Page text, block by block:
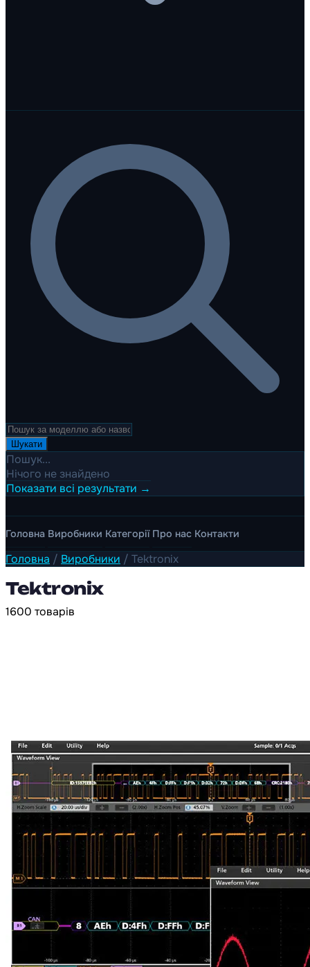
Шукати
Пошук...
Нічого не знайдено
Показати всі результати →
Головна Виробники Категорії Про нас Контакти
Головна / Виробники / Tektronix
Tektronix
1600 товарів